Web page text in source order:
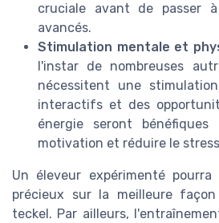
cruciale avant de passer
avancés.
Stimulation mentale et
l'instar de nombreuses
nécessitent une
interactifs et des
énergie seront
motivation et réduire le
Un éleveur expérimenté
précieux sur la meilleure
teckel. Par ailleurs,